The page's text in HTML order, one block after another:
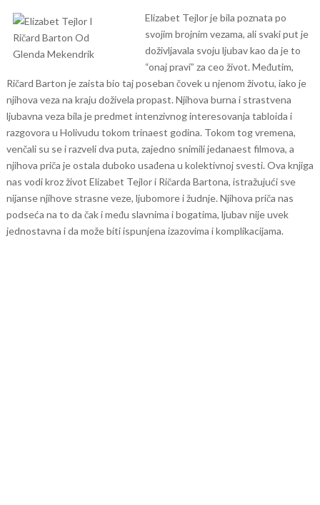
Elizabet Tejlor je bila poznata po
svojim brojnim vezama, ali svaki put je
doživljavala svoju ljubav kao da je to
“onaj pravi” za ceo život. Međutim,
Ričard Barton je zaista bio taj poseban čovek u njenom životu, iako je
njihova veza na kraju doživela propast. Njihova burna i strastvena
ljubavna veza bila je predmet intenzivnog interesovanja tabloida i
razgovora u Holivudu tokom trinaest godina. Tokom tog vremena,
venčali su se i razveli dva puta, zajedno snimili jedanaest filmova, a
njihova priča je ostala duboko usađena u kolektivnoj svesti. Ova knjiga
nas vodi kroz život Elizabet Tejlor i Ričarda Bartona, istražujući sve
nijanse njihove strasne veze, ljubomore i žudnje. Njihova priča nas
podseća na to da čak i među slavnima i bogatima, ljubav nije uvek
jednostavna i da može biti ispunjena izazovima i komplikacijama.